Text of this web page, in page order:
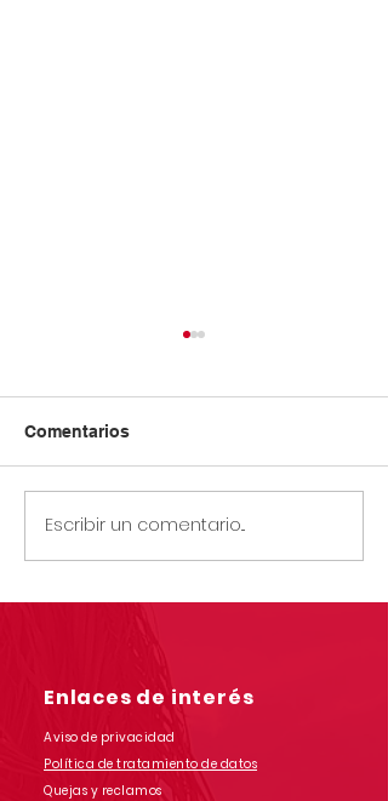
Circular Rectoral #23:
junio 12 de 2026 por
Comentarios
Escribir un comentario...
Enlaces de interés
Aviso de privacidad
Política de tratamiento de datos
Quejas y reclamos